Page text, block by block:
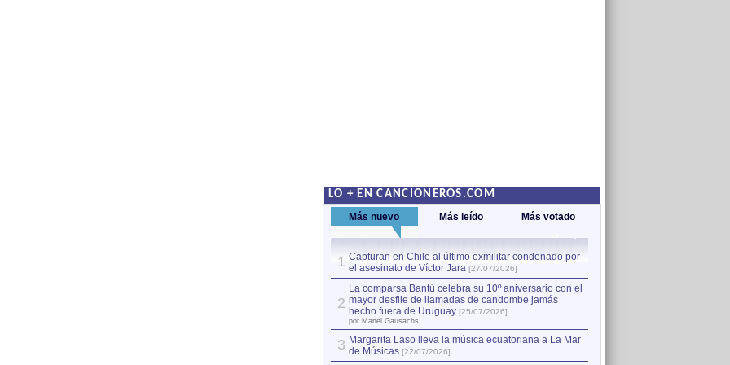
LO + EN CANCIONEROS.COM
Más nuevo Más leído Más votado
1 Capturan en Chile al último exmilitar condenado por
el asesinato de Víctor Jara [27/07/2026]
2
La comparsa Bantú celebra su 10º aniversario con el
mayor desfile de llamadas de candombe jamás
hecho fuera de Uruguay [25/07/2026]
por Manel Gausachs
3 Margarita Laso lleva la música ecuatoriana a La Mar
de Músicas [22/07/2026]